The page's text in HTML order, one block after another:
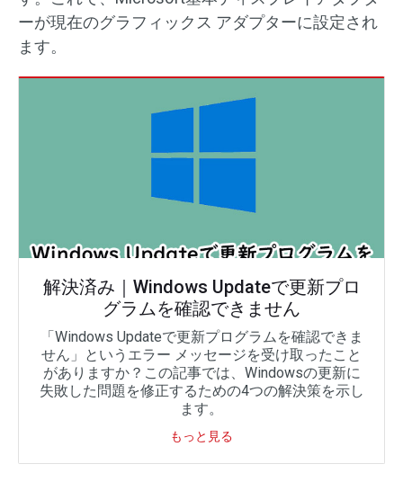
ーが現在のグラフィックス アダプターに設定され
ます。
解決済み｜Windows Updateで更新プロ
グラムを確認できません
「Windows Updateで更新プログラムを確認できま
せん」というエラー メッセージを受け取ったこと
がありますか？この記事では、Windowsの更新に
失敗した問題を修正するための4つの解決策を示し
ます。
もっと見る